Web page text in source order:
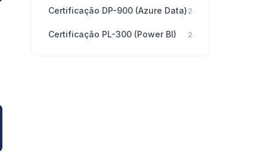
Certificação DP-900 (Azure Data) 2
Certificação PL-300 (Power BI) 2